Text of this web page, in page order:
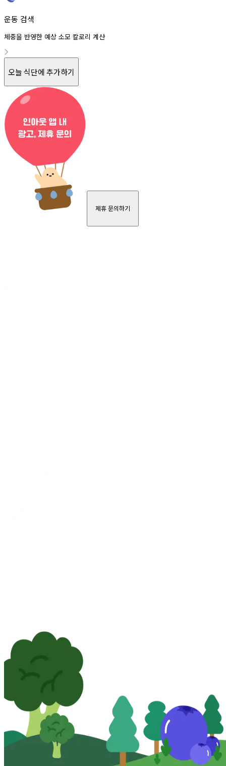
운동 검색
체중을 반영한 예상 소모 칼로리 계산
오늘 식단에 추가하기
제휴 문의하기